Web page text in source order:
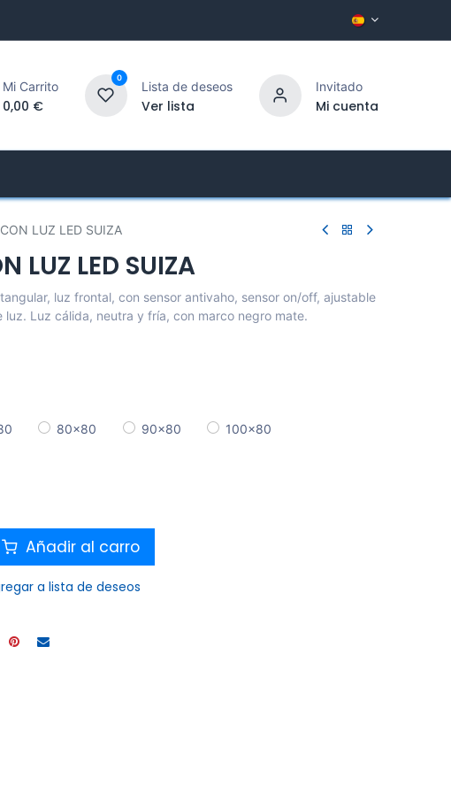
Mi Carrito
0,00 €
0
Lista de deseos
Ver lista
Invitado
Mi cuenta
LUZ LED SUIZA
LUZ LED SUIZA
luz frontal, con sensor antivaho, sensor on/off, ajustable
Luz cálida, neutra y fría, con marco negro mate.
80x80 90x80 100x80
Añadir al carro
a lista de deseos